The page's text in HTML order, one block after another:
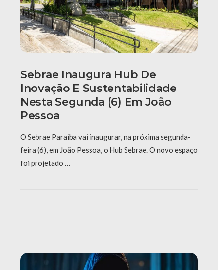
Sebrae Inaugura Hub De
Inovação E Sustentabilidade
Nesta Segunda (6) Em João
Pessoa
O Sebrae Paraíba vai inaugurar, na próxima segunda-
feira (6), em João Pessoa, o Hub Sebrae. O novo espaço
foi projetado …